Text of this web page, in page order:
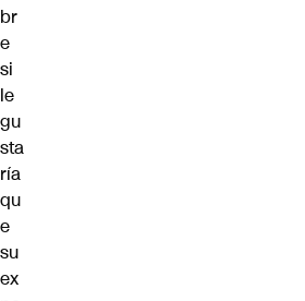
br
e
si
le
gu
sta
ría
qu
e
su
ex